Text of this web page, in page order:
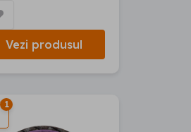
Vezi produsul
1